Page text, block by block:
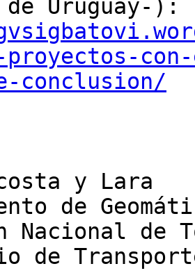
proyectos-
conclusion/
y Lara
de
Nacional de
de